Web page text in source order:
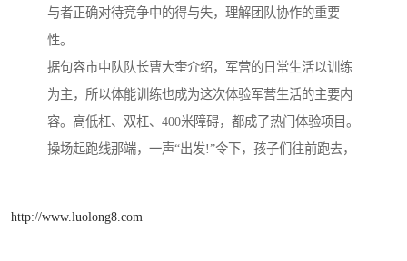
与者正确对待竞争中的得与失，理解团队协作的重要
性。
据句容市中队队长曹大奎介绍，军营的日常生活以训练
为主，所以体能训练也成为这次体验军营生活的主要内
容。高低杠、双杠、400米障碍，都成了热门体验项目。
操场起跑线那端，一声“出发!”令下，孩子们往前跑去，
http://www.luolong8.com